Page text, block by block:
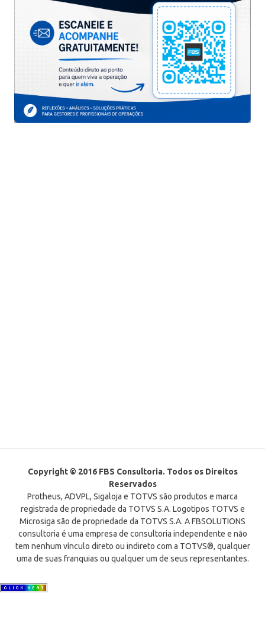
Copyright © 2016 FBS Consultoria. Todos os Direitos
Reservados
Protheus, ADVPL, Sigaloja e TOTVS são produtos e marca
registrada de propriedade da TOTVS S.A. Logotipos TOTVS e
Microsiga são de propriedade da TOTVS S.A. A FBSOLUTIONS
consultoria é uma empresa de consultoria independente e não
tem nenhum vínculo direto ou indireto com a TOTVS®, qualquer
uma de suas franquias ou qualquer um de seus representantes.